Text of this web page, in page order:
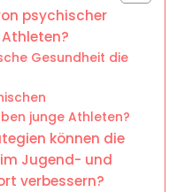
psychischer
Gesundheit die
junge Athleten?
können die
Jugend- und
verbessern?